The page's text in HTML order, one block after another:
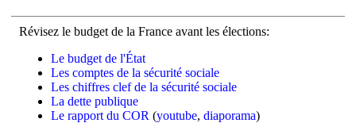
Révisez le budget de la France avant les élections:
Le budget de l'État
Les comptes de la sécurité sociale
Les chiffres clef de la sécurité sociale
La dette publique
Le rapport du COR (youtube, diaporama)